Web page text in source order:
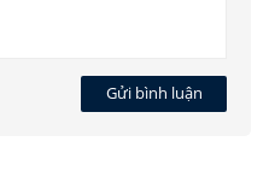
Gửi bình luận